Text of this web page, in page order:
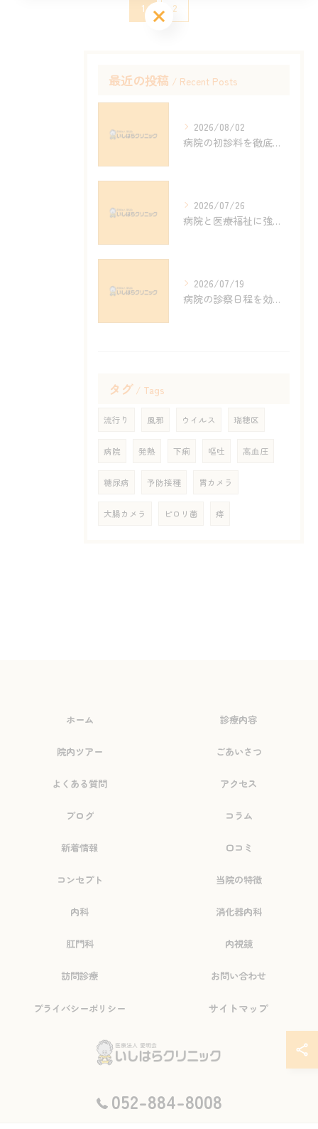
1 2
最近の投稿 Recent Posts
2026/08/02
病院の初診料を徹底解説 保険証ありなしや紹介状なしの費用差もわかる安心ガイド
2026/07/26
病院と医療福祉に強い愛知県名古屋市瑞穂区岡崎市で信頼できる受診先を見つけるポイント
2026/07/19
病院の診察日程を効率化するための混雑回避と予約・記録管理の実践ポイント
タグ Tags
流行り 風邪 ウイルス 瑞穂区
病院 発熱 下痢 嘔吐 高血圧
糖尿病 予防接種 胃カメラ
大腸カメラ ピロリ菌 痔
052-884-8008
ホーム 診療内容
院内ツアー ごあいさつ
よくある質問 アクセス
ブログ コラム
新着情報 口コミ
コンセプト 当院の特徴
内科 消化器内科
肛門科 内視鏡
訪問診療 お問い合わせ
プライバシーポリシー サイトマップ
RESERVED.